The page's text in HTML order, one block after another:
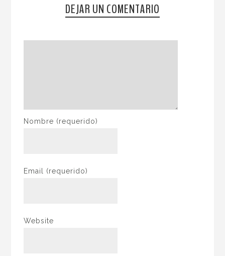
DEJAR UN COMENTARIO
Nombre (requerido)
Email (requerido)
Website